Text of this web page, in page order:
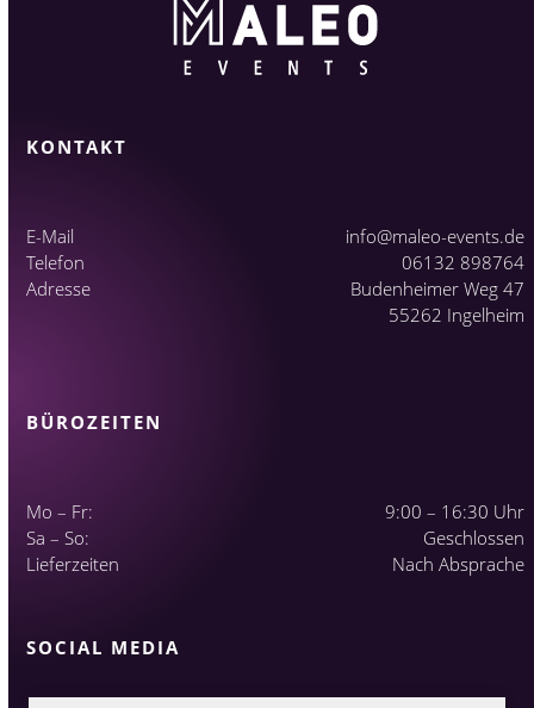
KONTAKT
E-Mail
info@maleo-events.de
Telefon
06132 898764
Adresse
Budenheimer Weg 47
55262 Ingelheim
BÜROZEITEN
Mo – Fr:
9:00 – 16:30 Uhr
Sa – So:
Geschlossen
Lieferzeiten
Nach Absprache
SOCIAL MEDIA